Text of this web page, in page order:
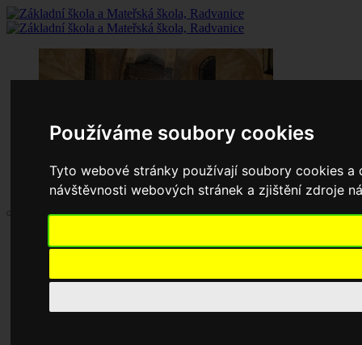
Používáme soubory cookies
Tyto webové stránky používají soubory cookies a
návštěvnosti webových stránek a zjištění zdroje
Základní škola
Dokumenty základní školy
Jednací řád